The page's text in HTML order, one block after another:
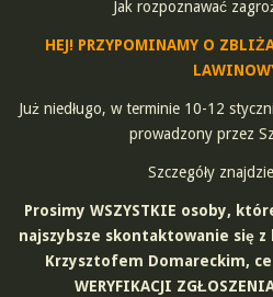
Jak rozpoznawać
HEJ! PRZYPOMINAMY O
Już niedługo, w terminie 10-12
prowadzony przez
Szczegóły
Prosimy WSZYSTKIE osoby,
najszybsze skontaktowanie się
Krzysztofem Domareckim,
WERYFIKACJI